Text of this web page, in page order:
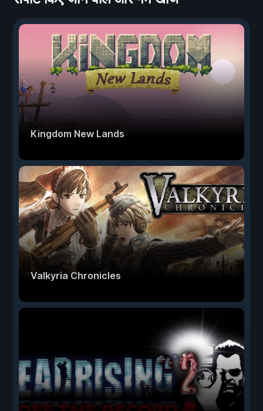
Kingdom New Lands
Valkyria Chronicles